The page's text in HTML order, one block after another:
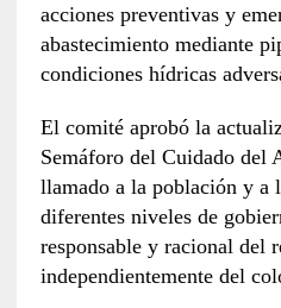
acciones preventivas y
abastecimiento mediante
condiciones hídricas
El comité aprobó la
Semáforo del Cuidado del
llamado a la población y a
diferentes niveles de
responsable y racional del
independientemente del